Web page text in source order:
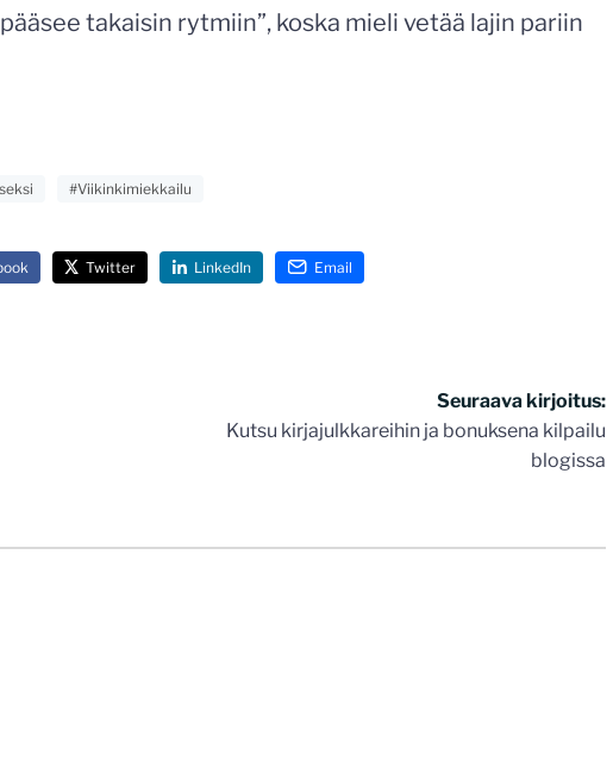
takaisin rytmiin”, koska mieli vetää lajin pariin
#Viikinkimiekkailu
Twitter LinkedIn Email
Seuraava kirjoitus:
Kutsu kirjajulkkareihin ja bonuksena kilpailu
blogissa